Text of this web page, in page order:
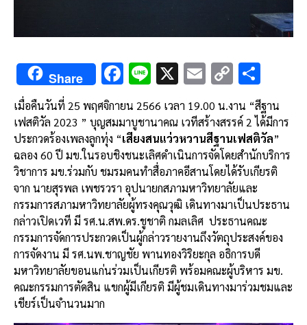
Share F
ac
e
b
o
o
k
Li
n
e
X E
m
ai
l
C
py
Li
n
k
h
ar
e
เมื่อคืนวันที่ 25 พฤศจิกายน 2566 เวลา 19.00 น.งาน “สีฐาน
เฟสติวัล 2023 ” บุญสมมาบูชานาคณ เวทีสร้างสรรค์ 2 ได้มีการ
ประกวดร้องเพลงลูกทุ่ง “เสียงสนแว่วหวานสีฐานเฟสติวัล”
ฉลอง 60 ปี มข.ในรอบชิงชนะเลิศดำเนินการจัดโดยสำนักบริการ
วิชาการ มข.ร่วมกับ ชมรมคนทำสื่อภาคอีสานโดยได้รับเกียรติ
จาก นายสุรพล เพชรวรา อุปนายกสภามหาวิทยาลัยและ
กรรมการสภามหาวิทยาลัยผู้ทรงคุณวุฒิ เดินทางมาเป็นประธาน
กล่าวเปิดเวที มี รศ.น.สพ.ดร.ชูชาติ กมลเลิศ ประธานคณะ
กรรมการจัดการประกวดเป็นผู้กล่าวรายงานถึงวัตถุประสงค์ของ
การจัดงาน มี รศ.นพ.ชาญชัย พานทองวิริยะกุล อธิการบดี
มหาวิทยาลัยขอนแก่นร่วมเป็นเกียรติ พร้อมคณะผู้บริหาร มข.
คณะกรรมการตัดสิน แขกผู้มีเกียรติ มีผู้ชมเดินทางมาร่วมชมและ
เชียร์เป็นจำนวนมาก